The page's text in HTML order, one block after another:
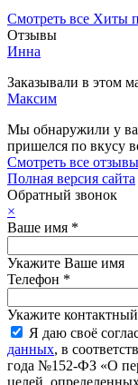
Смотреть все Хиты
Отзывы
Инна
Заказывали в этом
Максим
Мы обнаружили у
пришелся по вкусу
Смотреть все отзывы
Полная версия сайта
Обратный звонок
×
Ваше имя *
Укажите Ваше имя
Телефон *
Укажите
Я даю своё
данных, в
года №152-ФЗ «О
целей,